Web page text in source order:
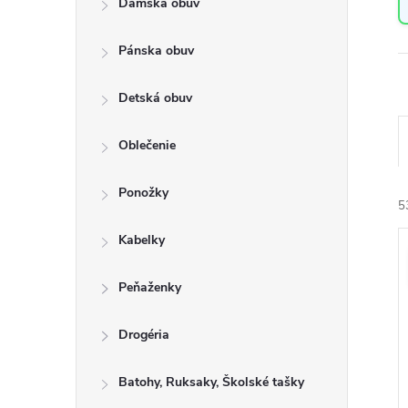
Pánska obuv
Detská obuv
Oblečenie
Ponožky
Kabelky
Peňaženky
Drogéria
Batohy, Ruksaky, Školské tašky
e
n